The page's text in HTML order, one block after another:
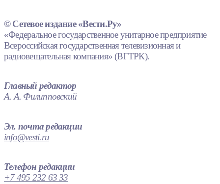
© Сетевое издание «Вести.Ру»
«Федеральное государственное унитарное предприятие
Всероссийская государственная телевизионная и
радиовещательная компания» (ВГТРК).
Главный редактор
А. А. Филипповский
Эл. почта редакции
info@vesti.ru
Телефон редакции
+7 495 232 63 33